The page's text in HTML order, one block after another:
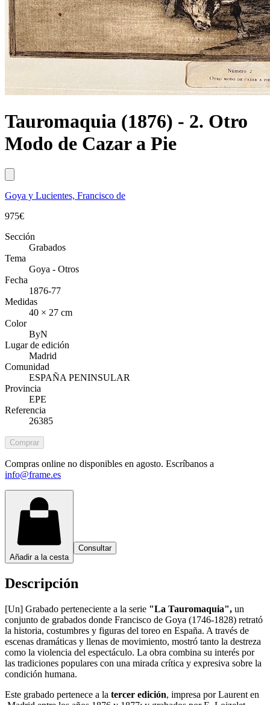
Tauromaquia (1876) - 2. Otro
Modo de Cazar a Pie
Goya y Lucientes, Francisco de
975€
Sección
Grabados
Tema
Goya - Otros
Fecha
1876-77
Medidas
40 × 27 cm
Color
ByN
Lugar de edición
Madrid
Comunidad
ESPAÑA PENINSULAR
Provincia
EPE
Referencia
26385
Comprar
Compras online no disponibles en agosto. Escríbanos a
info@frame.es
Añadir a la cesta
Consultar
Descripción
[Un] Grabado perteneciente a la serie "La Tauromaquia", un
conjunto de grabados donde Francisco de Goya (1746-1828) retrató
la historia, costumbres y figuras del toreo en España. A través de
escenas dramáticas y llenas de movimiento, mostró tanto la destreza
como la violencia del espectáculo. La obra combina su interés por
las tradiciones populares con una mirada crítica y expresiva sobre la
condición humana.
Este grabado pertenece a la tercer edición, impresa por Laurent en